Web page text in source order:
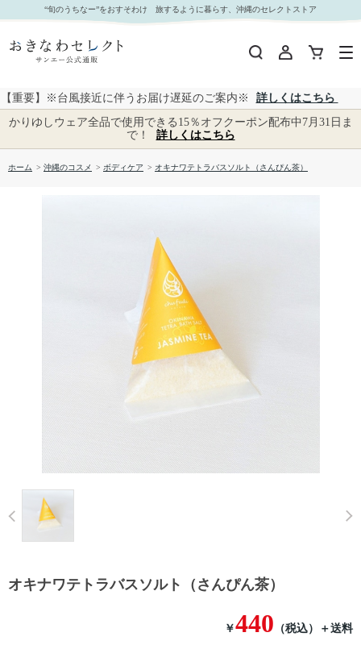
オキナワテトラバスソルト（さんぴん茶）｜おきなわセレクト サンエー公式通販
“旬のうちなー”をおすそわけ 旅するように暮らす、沖縄のセレクトストア
【重要】※台風接近に伴うお届け遅延のご案内※
詳しくはこちら
かりゆしウェア全品で使用できる15％オフクーポン配布中7月31日ま
で！
詳しくはこちら
ホーム > 沖縄のコスメ > ボディケア > オキナワテトラバスソルト（さんぴん茶）
Prev
オキナワテトラバスソルト（さんぴん茶）
￥440 （税込） ＋送料